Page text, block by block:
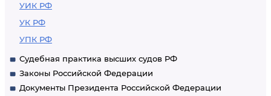
УИК РФ
УК РФ
УПК РФ
Судебная практика высших судов РФ
Законы Российской Федерации
Документы Президента Российской Федерации